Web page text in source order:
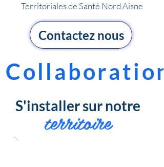
Territoriales de Santé Nord Aisne
Contactez nous
S'installer sur notre
territoire